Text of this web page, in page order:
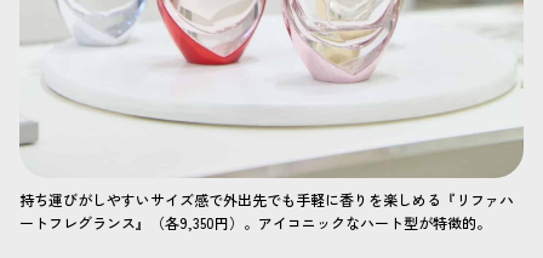
持ち運びがしやすいサイズ感で外出先でも手軽に香りを楽しめる『リファハ
ートフレグランス』（各9,350円）。アイコニックなハート型が特徴的。